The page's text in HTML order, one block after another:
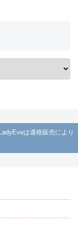
は適格販売により